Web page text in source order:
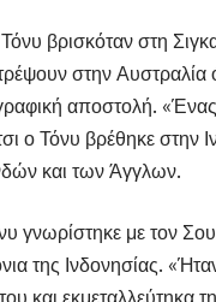
βρισκόταν στη
στην
αποστολή.
ο Τόνυ βρέθηκε στην
και των Άγγλων.
γνωρίστηκε με τον
της Ινδονησίας.
και